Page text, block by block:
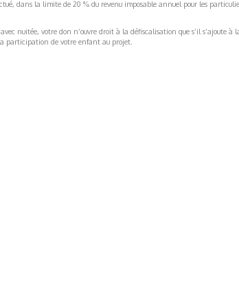
dans la limite de 20 % du revenu imposable annuel pour les
nuitée, votre don n’ouvre droit à la défiscalisation que s’il s’ajoute à
participation de votre enfant au projet.